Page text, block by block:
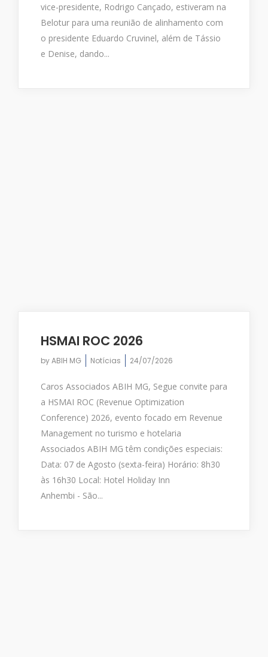
vice-presidente, Rodrigo Cançado, estiveram na
Belotur para uma reunião de alinhamento com
o presidente Eduardo Cruvinel, além de Tássio
e Denise, dando...
HSMAI ROC 2026
byABIH MG Notícias 24/07/2026
Caros Associados ABIH MG, Segue convite para
a HSMAI ROC (Revenue Optimization
Conference) 2026, evento focado em Revenue
Management no turismo e hotelaria
Associados ABIH MG têm condições especiais:
Data: 07 de Agosto (sexta-feira) Horário: 8h30
às 16h30 Local: Hotel Holiday Inn
Anhembi - São...